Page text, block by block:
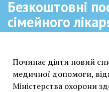
Безкоштовні
сімейного
Починає діяти новий
медичної допомоги,